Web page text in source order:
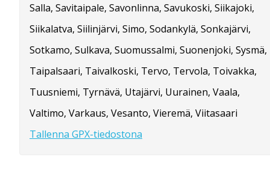
Salla, Savitaipale, Savonlinna, Savukoski, Siikajoki,
Siikalatva, Siilinjärvi, Simo, Sodankylä, Sonkajärvi,
Sotkamo, Sulkava, Suomussalmi, Suonenjoki, Sysmä,
Taipalsaari, Taivalkoski, Tervo, Tervola, Toivakka,
Tuusniemi, Tyrnävä, Utajärvi, Uurainen, Vaala,
Valtimo, Varkaus, Vesanto, Vieremä, Viitasaari
Tallenna GPX-tiedostona